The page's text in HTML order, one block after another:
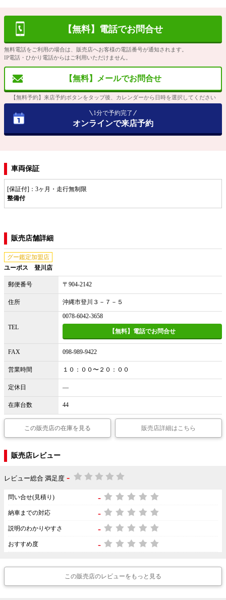
【無料】電話でお問合せ
無料電話をご利用の場合は、販売店へお客様の電話番号が通知されます。
IP電話・ひかり電話からはご利用いただけません。
【無料】メールでお問合せ
【無料予約】来店予約ボタンをタップ後、カレンダーから日時を選択してください
1分で予約完了
オンラインで来店予約
車両保証
[保証付]：3ヶ月・走行無制限
整備付
販売店舗詳細
グー鑑定加盟店
ユーポス 登川店
郵便番号 〒904-2142
住所 沖縄市登川３－７－５
TEL
0078-6042-3658
【無料】電話でお問合せ
FAX 098-989-9422
営業時間 １０：００〜２０：００
定休日 ―
在庫台数 44
この販売店の在庫を見る 販売店詳細はこちら
販売店レビュー
レビュー総合 満足度 -
問い合せ(見積り) -
納車までの対応 -
説明のわかりやすさ -
おすすめ度 -
この販売店のレビューをもっと見る